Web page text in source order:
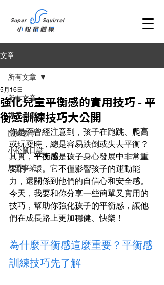
文章
所有文章
親子教養
體操教學
小松鼠日誌
加盟事業
所有文章
強化兒童平衡感的實用技巧 - 平
衡感訓練技巧大公開
5月16日
你是否曾經注意到，孩子在跑跳、爬高
或玩耍時，總是容易跌倒或失去平衡？
其實，平衡感是孩子身心發展中非常重
要的一環。它不僅影響孩子的運動能
力，還關係到他們的自信心和安全感。
今天，我要和你分享一些簡單又實用的
技巧，幫助你強化孩子的平衡感，讓他
們在成長路上更加穩健、快樂！
為什麼平衡感這麼重要？平衡感
訓練技巧先了解